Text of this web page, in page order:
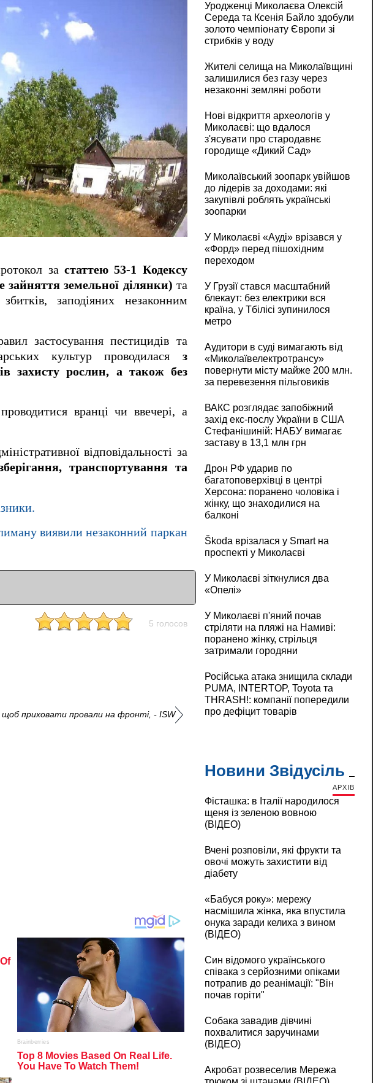
за статтею 53-1 Кодексу
зайняття земельної ділянки) та
заподіяних незаконним
застосування пестицидів та
культур проводилася з
захисту рослин, а також без
вранці чи ввечері, а
відповідальності за
транспортування та
виявили незаконний паркан
5 голосов
щоб приховати провали на фронті, - ISW
Уродженці Миколаєва Олексій
Середа та Ксенія Байло здобули
золото чемпіонату Європи зі
стрибків у воду
Жителі селища на Миколаївщині
залишилися без газу через
незаконні земляні роботи
Нові відкриття археологів у
Миколаєві: що вдалося
з'ясувати про стародавнє
городище «Дикий Сад»
Миколаївський зоопарк увійшов
до лідерів за доходами: які
закупівлі роблять українські
зоопарки
У Миколаєві «Ауді» врізався у
«Форд» перед пішохідним
переходом
У Грузії стався масштабний
блекаут: без електрики вся
країна, у Тбілісі зупинилося
метро
Аудитори в суді вимагають від
«Миколаївелектротрансу»
повернути місту майже 200 млн.
за перевезення пільговиків
ВАКС розглядає запобіжний
захід екс-послу України в США
Стефанішиній: НАБУ вимагає
заставу в 13,1 млн грн
Дрон РФ ударив по
багатоповерхівці в центрі
Херсона: поранено чоловіка і
жінку, що знаходилися на
балконі
Škoda врізалася у Smart на
проспекті у Миколаєві
У Миколаєві зіткнулися два
«Опелі»
У Миколаєві п'яний почав
стріляти на пляжі на Намиві:
поранено жінку, стрільця
затримали городяни
Російська атака знищила склади
PUMA, INTERTOP, Toyota та
THRASH!: компанії попередили
про дефіцит товарів
Новини Звідусіль
АРХІВ
Фісташка: в Італії народилося
щеня із зеленою вовною
(ВІДЕО)
Вчені розповіли, які фрукти та
овочі можуть захистити від
діабету
«Бабуся року»: мережу
насмішила жінка, яка впустила
онука заради келиха з вином
(ВІДЕО)
Син відомого українського
співака з серйозними опіками
потрапив до реанімації: "Він
почав горіти"
Собака завадив дівчині
похвалитися заручинами
(ВІДЕО)
Акробат розвеселив Мережа